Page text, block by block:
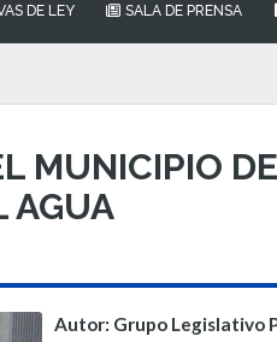
DE LEY SALA DE PRENSA
MUNICIPIO
AGUA
Autor: Grupo Legislativo